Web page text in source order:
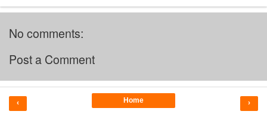
No comments:
Post a Comment
‹ ›
Home